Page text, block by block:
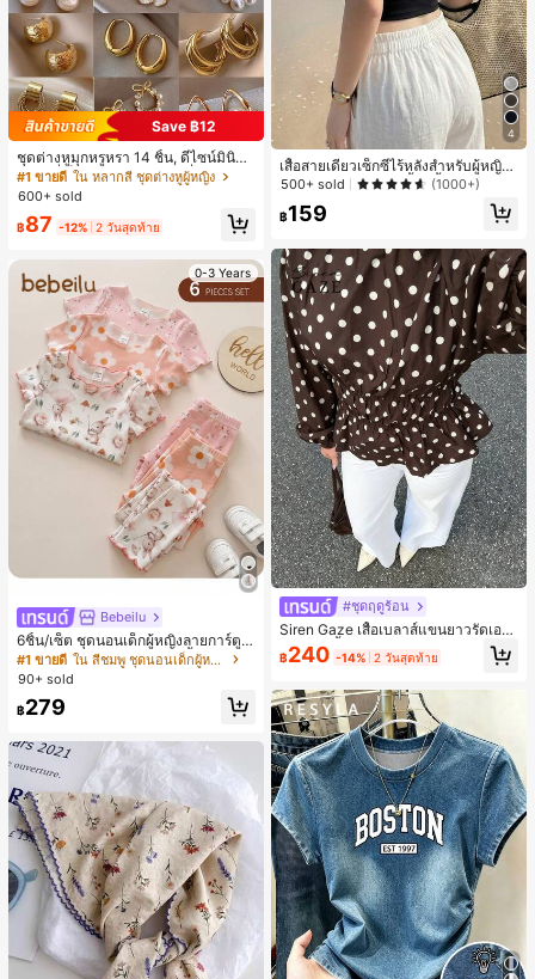
Save ฿12
ชุดต่างหูมุกหรูหรา 14 ชิ้น, ดีไซน์มินิมอ
ลใหม่ที่เป็นเอกลักษณ์ ต่างหูที่สง่างาม
สำหรับผู้หญิง, ของขวัญสำหรับเธอ
#1 ขายดี ใน หลากสี ชุดต่างหูผู้หญิง
600+ sold
฿87 -12% 2 วันสุดท้าย
0-3 Years
Bebeilu
6ชิ้น/เซ็ต ชุดนอนเด็กผู้หญิงลายการ์ตูน
หมีและดอกไม้ คอกลม แขนสั้น กางเกง
ขาสั้น ขอบระบาย สวมใส่สบาย
#1 ขายดี
ใน สีชมพู ชุดนอนเด็กผู้หญิง
90+ sold
฿279
4
เสื้อสายเดี่ยวเซ็กซี่ไร้หลังสำหรับผู้หญิง
พร้อมบราแบบมีฟองน้ำ, เสื้อกล้ามแขน
500+ sold (1000+)
฿159
#ชุดฤดูร้อน
Siren Gaze เสื้อเบลาส์แขนยาวรัดเอว
ลายจุดสีน้ำตาลใหม่สำหรับฤดูใบไม้ร่ว
งสำหรับผู้หญิง
฿240 -14% 2 วันสุดท้าย